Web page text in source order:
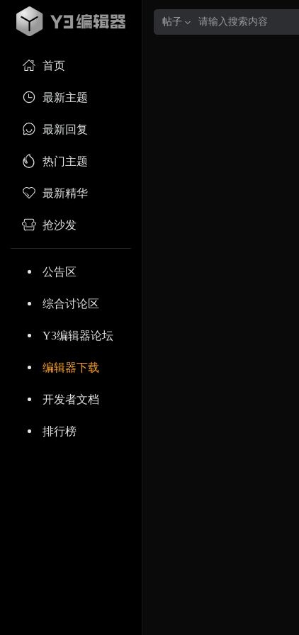
首页
最新主题
最新回复
热门主题
最新精华
抢沙发
公告区
综合讨论区
Y3编辑器论坛
编辑器下载
开发者文档
排行榜
帖子